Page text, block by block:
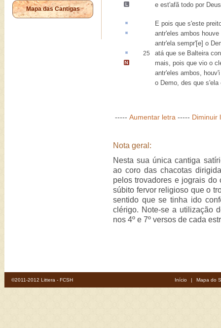
Mapa das Cantigas
e est'afãtodo por
E pois que s'este
antr'eles ambos houve
antr'ela sempr'[e] o
25 atáque se Balteira
mais, pois que vio o
antr'eles ambos,
o Demo, des que s'ela
----- Aumentar letra ----- Diminuir
Nota geral:
Nesta sua única cantiga
ao coro das chacotas
pelos trovadores e jograis
súbito fervor religioso que o
sentido que se tinha ido
clérigo. Note-se a utilização
nos 4º e 7º versos de cada
©2011-2012 Littera - FCSH Início | Mapa do